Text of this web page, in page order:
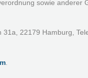
sowie anderer
31a, 22179 Hamburg,
.